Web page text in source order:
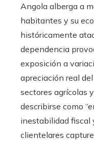
Angola alberga a
habitantes y su
históricamente
dependencia
exposición a
apreciación real
sectores agrícolas
describirse como
inestabilidad fiscal
clientelares